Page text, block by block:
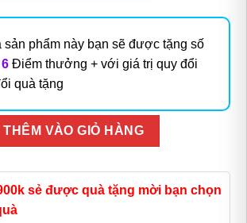
sản phẩm này bạn sẽ được tặng số
6 Điểm thưởng + với giá trị quy đổi
quà tặng
THÊM VÀO GIỎ HÀNG
sẻ được quà tặng mời bạn chọn